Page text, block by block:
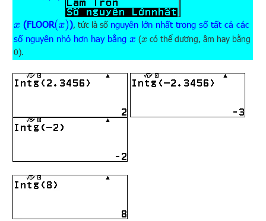
x (FLOOR(x) ), tức là số nguyên lớn nhất trong số tất cả các
số nguyên nhỏ hơn hay bằngx (x có thể dương, âm hay bằng
0).